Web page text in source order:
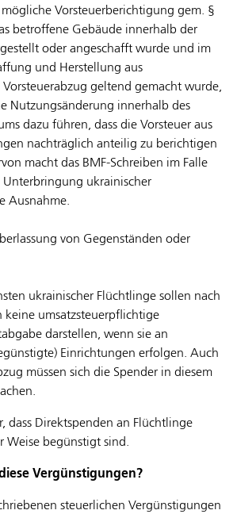
Vorsteuerberichtigung gem. §
betroffene Gebäude innerhalb der
oder angeschafft wurde und im
und Herstellung aus
geltend gemacht wurde,
Nutzungsänderung innerhalb des
dazu führen, dass die Vorsteuer aus
nachträglich anteilig zu berichtigen
macht das BMF-Schreiben im Falle
ukrainischer
Ausnahme.
von Gegenständen oder
ukrainischer Flüchtlinge sollen nach
keine umsatzsteuerpflichtige
darstellen, wenn sie an
Einrichtungen erfolgen. Auch
müssen sich die Spender in diesem
dass Direktspenden an Flüchtlinge
Weise begünstigt sind.
Vergünstigungen?
steuerlichen Vergünstigungen